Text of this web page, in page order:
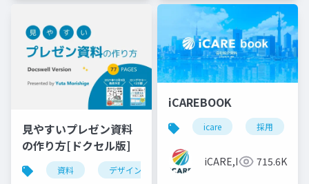
社
見やすいプレゼン資料
の作り方[ドクセル版]
資料 デザイン 資料作成 powerpoint
iCAREBOOK
icare 採用
iCARE,Inc 715.6K